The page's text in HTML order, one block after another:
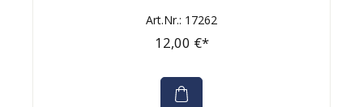
Art.Nr.: 17262
12,00 €*